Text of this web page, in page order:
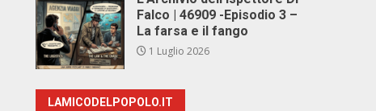
Falco | 46909 -Episodio 3 –
La farsa e il fango
1 Luglio 2026
LAMICODELPOPOLO.IT